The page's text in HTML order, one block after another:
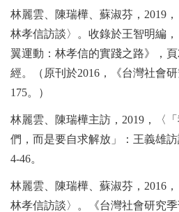
林麗雲、陳瑞樺、蘇淑芬， 2019
林孝信訪談〉。收錄於王智明編
翼運動：林孝信的實踐之路》，頁
經。（原刊於2016 ，《台灣社會研
175。）
林麗雲、陳瑞樺主訪， 2019 ，〈
們，而是要自求解放」：王義雄訪
4-46。
林麗雲、陳瑞樺、蘇淑芬， 2016
林孝信訪談〉。《台灣社會研究季